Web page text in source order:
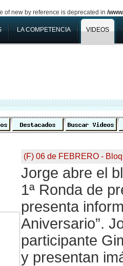
of new by reference is deprecated in /
LA COMPETENCIA VIDEOS
(F) 06 de FEBRERO -
Jorge abre el
1ª Ronda de
presenta
Aniversario”.
participante
y presentan